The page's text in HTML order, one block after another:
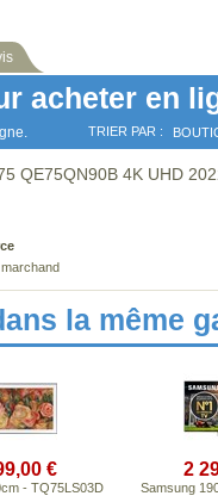
acheter en
TRIER PAR :
QE75QN90B 4K UHD
la même
€
- TQ75LS03D
2
Samsung